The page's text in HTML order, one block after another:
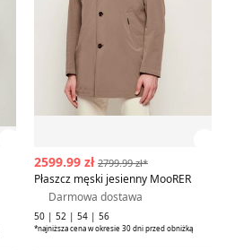
2599.99 zł 2799.99 zł*
Płaszcz męski jesienny MooRER
Darmowa dostawa
50 | 52 | 54 | 56
*najniższa cena w okresie 30 dni przed obniżką